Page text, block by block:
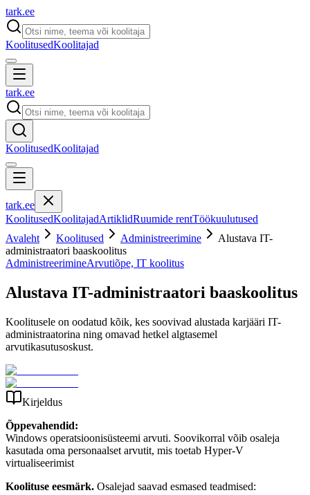
tark.ee
KoolitusedKoolitajad
tark.ee
KoolitusedKoolitajad
tark.ee
KoolitusedKoolitajadArtiklidRuumide rentTöökuulutused
Avaleht
Koolitused Administreerimine
Alustava IT-
administraatori baaskoolitus
AdministreerimineArvutiõpe, IT koolitus
Alustava IT-administraatori baaskoolitus
Koolitusele on oodatud kõik, kes soovivad alustada karjääri IT-
administraatorina ning omavad hetkel algtasemel
arvutikasutusoskust.
Kirjeldus
Õppevahendid:
Windows operatsioonisüsteemi arvuti. Soovikorral võib osaleja
kasutada oma personaalset arvutit, mis toetab Hyper-V
virtualiseerimist
Koolituse eesmärk. Osalejad saavad esmased teadmised: